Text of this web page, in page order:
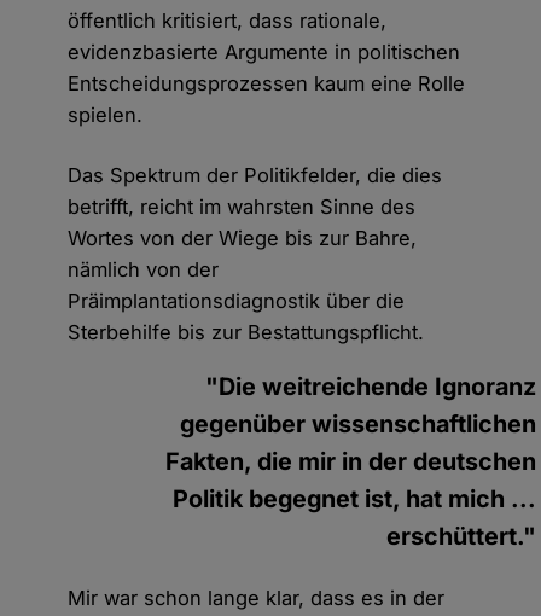
öffentlich kritisiert, dass rationale,
evidenzbasierte Argumente in politischen
Entscheidungsprozessen kaum eine Rolle
spielen.
Das Spektrum der Politikfelder, die dies
betrifft, reicht im wahrsten Sinne des
Wortes von der Wiege bis zur Bahre,
nämlich von der
Präimplantationsdiagnostik über die
Sterbehilfe bis zur Bestattungspflicht.
"Die weitreichende Ignoranz
gegenüber wissenschaftlichen
Fakten, die mir in der deutschen
Politik begegnet ist, hat mich ...
erschüttert."
Mir war schon lange klar, dass es in der